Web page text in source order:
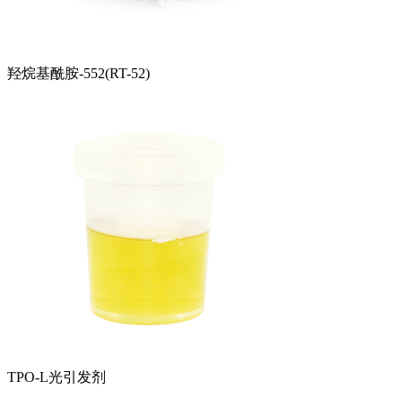
羟烷基酰胺-552(RT-52)
TPO-L光引发剂